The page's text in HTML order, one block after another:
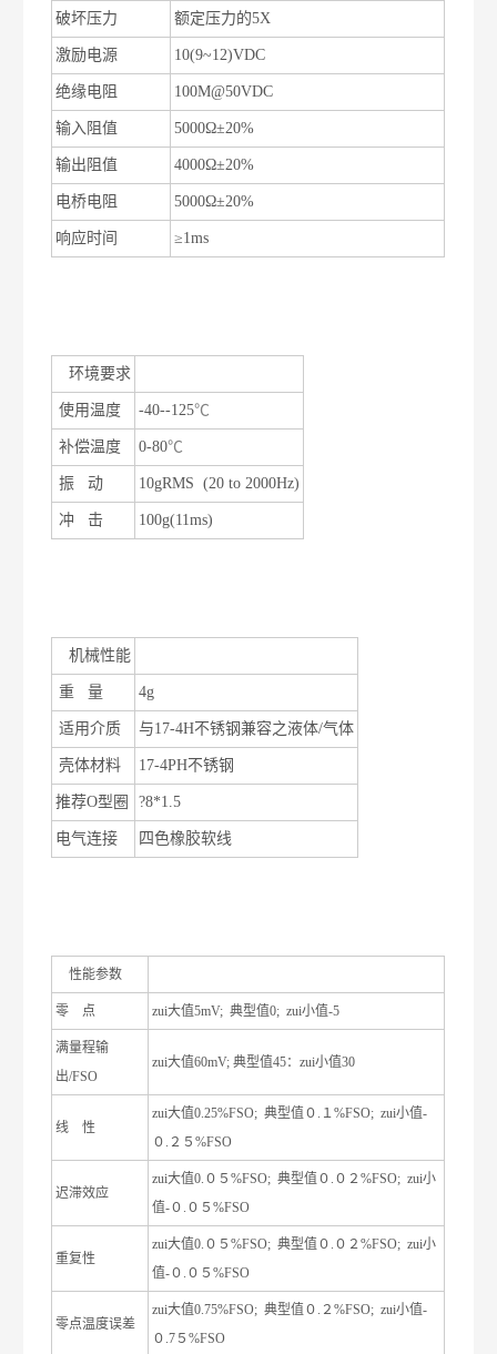
破坏压力 额定压力的5X
激励电源 10(9~12)VDC
绝缘电阻 100M@50VDC
输入阻值 5000Ω±20%
输出阻值 4000Ω±20%
电桥电阻 5000Ω±20%
响应时间 ≥1ms
环境要求
使用温度 -40--125℃
补偿温度 0-80℃
振 动 10gRMS (20 to 2000Hz)
冲 击 100g(11ms)
机械性能
重 量 4g
适用介质 与17-4H不锈钢兼容之液体/气体
壳体材料 17-4PH不锈钢
推荐O型圈 ?8*1.5
电气连接 四色橡胶软线
性能参数
零 点 zui大值5mV;典型值0;zui小值-5
满量程输
出/FSO
zui大值60mV;典型值45：zui小值30
线 性
zui大值0.25%FSO;典型值０ . １%FSO;zui小值-
０ . ２５%FSO
迟滞效应
zui大值0. ０５%FSO;典型值０ . ０２%FSO;zui小
值-０ . ０５%FSO
重复性
zui大值0. ０５%FSO;典型值０ . ０２%FSO;zui小
值-０ . ０５%FSO
零点温度误差
zui大值0.75%FSO;典型值０ . ２%FSO;zui小值-
０ .7５%FSO